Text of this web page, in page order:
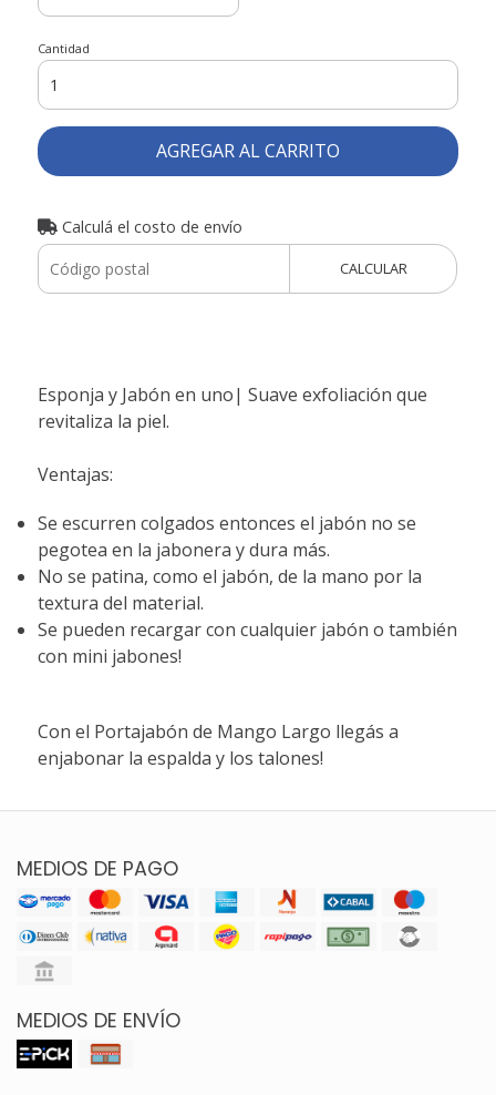
Cantidad
AGREGAR AL CARRITO
Calculá el costo de envío
CALCULAR
Esponja y Jabón en uno| Suave exfoliación que
revitaliza la piel.
Ventajas:
Se escurren colgados entonces el jabón no se
pegotea en la jabonera y dura más.
No se patina, como el jabón, de la mano por la
textura del material.
Se pueden recargar con cualquier jabón o también
con mini jabones!
Con el Portajabón de Mango Largo llegás a
enjabonar la espalda y los talones!
MEDIOS DE PAGO
MEDIOS DE ENVÍO